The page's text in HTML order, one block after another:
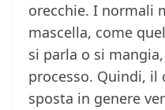
orecchie. I normali
mascella, come
si parla o si
processo. Quindi, il
sposta in genere